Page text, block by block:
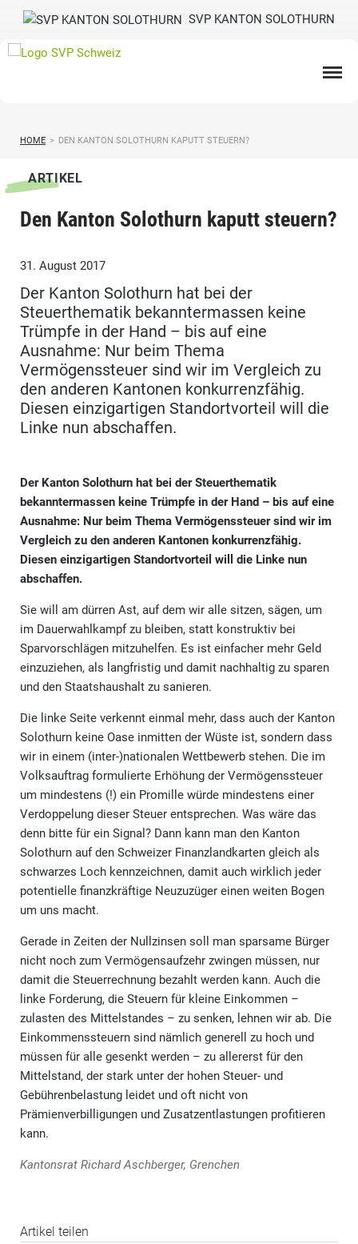
SVP KANTON SOLOTHURN
HOME > DEN KANTON SOLOTHURN KAPUTT STEUERN?
ARTIKEL
Den Kanton Solothurn kaputt steuern?
31. August 2017
Der Kanton Solothurn hat bei der
Steuerthematik bekanntermassen keine
Trümpfe in der Hand – bis auf eine
Ausnahme: Nur beim Thema
Vermögenssteuer sind wir im Vergleich zu
den anderen Kantonen konkurrenzfähig.
Diesen einzigartigen Standortvorteil will die
Linke nun abschaffen.
Der Kanton Solothurn hat bei der Steuerthematik
bekanntermassen keine Trümpfe in der Hand – bis auf eine
Ausnahme: Nur beim Thema Vermögenssteuer sind wir im
Vergleich zu den anderen Kantonen konkurrenzfähig.
Diesen einzigartigen Standortvorteil will die Linke nun
abschaffen.
Sie will am dürren Ast, auf dem wir alle sitzen, sägen, um
im Dauerwahlkampf zu bleiben, statt konstruktiv bei
Sparvorschlägen mitzuhelfen. Es ist einfacher mehr Geld
einzuziehen, als langfristig und damit nachhaltig zu sparen
und den Staatshaushalt zu sanieren.
Die linke Seite verkennt einmal mehr, dass auch der Kanton
Solothurn keine Oase inmitten der Wüste ist, sondern dass
wir in einem (inter-)nationalen Wettbewerb stehen. Die im
Volksauftrag formulierte Erhöhung der Vermögenssteuer
um mindestens (!) ein Promille würde mindestens einer
Verdoppelung dieser Steuer entsprechen. Was wäre das
denn bitte für ein Signal? Dann kann man den Kanton
Solothurn auf den Schweizer Finanzlandkarten gleich als
schwarzes Loch kennzeichnen, damit auch wirklich jeder
potentielle finanzkräftige Neuzuzüger einen weiten Bogen
um uns macht.
Gerade in Zeiten der Nullzinsen soll man sparsame Bürger
nicht noch zum Vermögensaufzehr zwingen müssen, nur
damit die Steuerrechnung bezahlt werden kann. Auch die
linke Forderung, die Steuern für kleine Einkommen –
zulasten des Mittelstandes – zu senken, lehnen wir ab. Die
Einkommenssteuern sind nämlich generell zu hoch und
müssen für alle gesenkt werden – zu allererst für den
Mittelstand, der stark unter der hohen Steuer- und
Gebührenbelastung leidet und oft nicht von
Prämienverbilligungen und Zusatzentlastungen profitieren
kann.
Kantonsrat Richard Aschberger, Grenchen
Artikel teilen